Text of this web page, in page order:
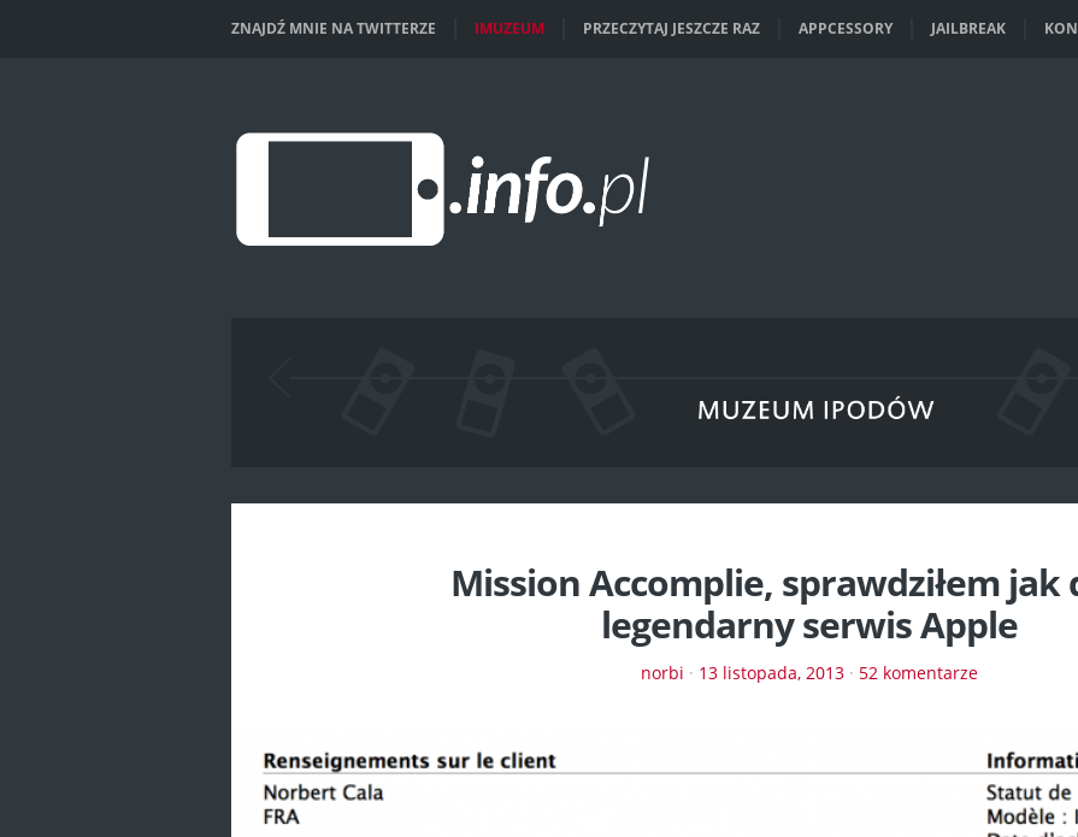
ZNAJDŹ MNIE NA TWITTERZE IMUZEUM PRZECZYTAJ JESZCZE RAZ APPCESSORY JAILBREAK
Mission Accomplie, sprawdziłem jak
legendarny serwis Apple
norbi · 13 listopada, 2013 · 52 komentarze